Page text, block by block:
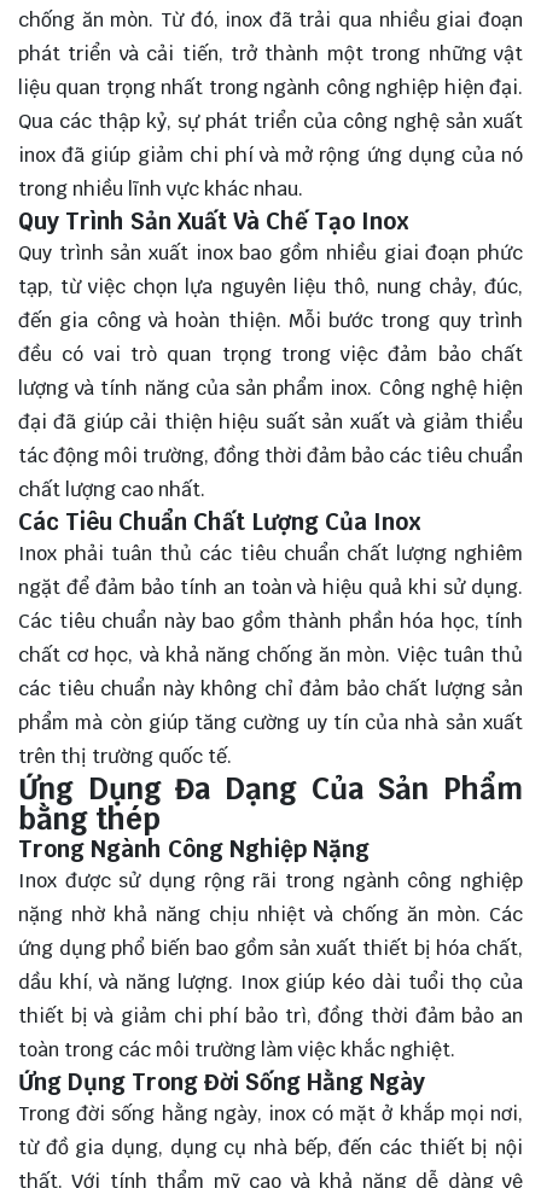
chống ăn mòn. Từ đó, inox đã trải qua nhiều giai đoạn
phát triển và cải tiến, trở thành một trong những vật
liệu quan trọng nhất trong ngành công nghiệp hiện đại.
Qua các thập kỷ, sự phát triển của công nghệ sản xuất
inox đã giúp giảm chi phí và mở rộng ứng dụng của nó
trong nhiều lĩnh vực khác nhau.
Quy Trình Sản Xuất Và Chế Tạo Inox
Quy trình sản xuất inox bao gồm nhiều giai đoạn phức
tạp, từ việc chọn lựa nguyên liệu thô, nung chảy, đúc,
đến gia công và hoàn thiện. Mỗi bước trong quy trình
đều có vai trò quan trọng trong việc đảm bảo chất
lượng và tính năng của sản phẩm inox. Công nghệ hiện
đại đã giúp cải thiện hiệu suất sản xuất và giảm thiểu
tác động môi trường, đồng thời đảm bảo các tiêu chuẩn
chất lượng cao nhất.
Các Tiêu Chuẩn Chất Lượng Của Inox
Inox phải tuân thủ các tiêu chuẩn chất lượng nghiêm
ngặt để đảm bảo tính an toàn và hiệu quả khi sử dụng.
Các tiêu chuẩn này bao gồm thành phần hóa học, tính
chất cơ học, và khả năng chống ăn mòn. Việc tuân thủ
các tiêu chuẩn này không chỉ đảm bảo chất lượng sản
phẩm mà còn giúp tăng cường uy tín của nhà sản xuất
trên thị trường quốc tế.
Ứng Dụng Đa Dạng Của Sản Phẩm
bằng thép
Trong Ngành Công Nghiệp Nặng
Inox được sử dụng rộng rãi trong ngành công nghiệp
nặng nhờ khả năng chịu nhiệt và chống ăn mòn. Các
ứng dụng phổ biến bao gồm sản xuất thiết bị hóa chất,
dầu khí, và năng lượng. Inox giúp kéo dài tuổi thọ của
thiết bị và giảm chi phí bảo trì, đồng thời đảm bảo an
toàn trong các môi trường làm việc khắc nghiệt.
Ứng Dụng Trong Đời Sống Hằng Ngày
Trong đời sống hằng ngày, inox có mặt ở khắp mọi nơi,
từ đồ gia dụng, dụng cụ nhà bếp, đến các thiết bị nội
thất. Với tính thẩm mỹ cao và khả năng dễ dàng vệ